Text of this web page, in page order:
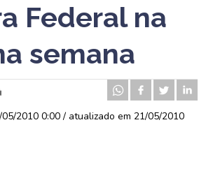
Federal na
semana
2010 0:00 / atualizado em 21/05/2010